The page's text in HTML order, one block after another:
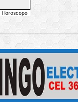
Horoscopo